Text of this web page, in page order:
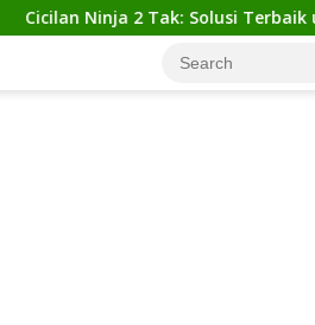
2 Tak: Solusi Terbaik untuk